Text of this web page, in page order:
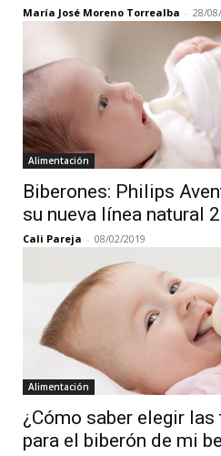
María José Moreno Torrealba - 28/
Alimentación
Biberones: Philips
su nueva línea natural
Cali Pareja - 08/02/2019
Alimentación
¿Cómo saber elegir
para el biberón de mi